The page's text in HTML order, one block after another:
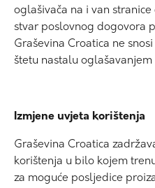
oglašivača na i van
stvar poslovnog dogovora
Graševina Croatica ne
štetu nastalu
Izmjene uvjeta korištenja
Graševina Croatica
korištenja u bilo kojem
za moguće posljedice